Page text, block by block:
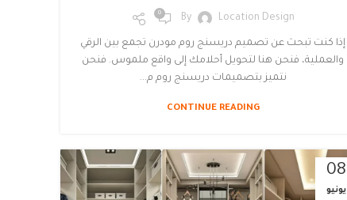
By Location Design
0
إذا كنت تبحث عن تصميم دريسنج روم مودرن تجمع بين الرقي
والعملية، فنحن هنا لتحويل أحلامك إلى واقع ملموس. فنحن
نتميز بتصميمات دريسنج روم م...
CONTINUE READING
08
يونيو